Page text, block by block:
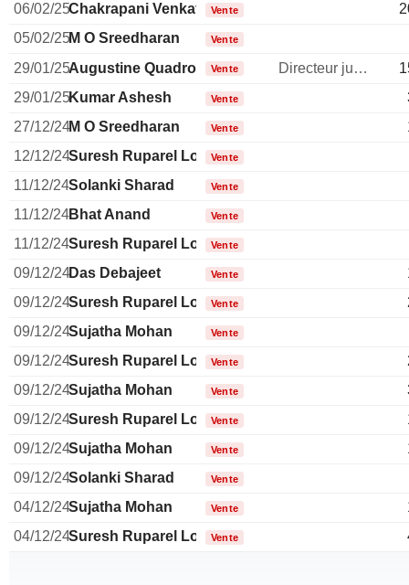
06/02/25Chakrapani Venkatachari
Vente
05/02/25M O Sreedharan Vente
29/01/25Augustine Quadros Vente Directeur juridique
29/01/25Kumar Ashesh Vente
27/12/24M O Sreedharan Vente
12/12/24Suresh Ruparel LopaVente
11/12/24Solanki Sharad Vente
11/12/24Bhat Anand Vente
11/12/24Suresh Ruparel LopaVente
09/12/24Das Debajeet Vente
09/12/24Suresh Ruparel LopaVente
09/12/24Sujatha Mohan Vente
09/12/24Suresh Ruparel LopaVente
09/12/24Sujatha Mohan Vente
09/12/24Suresh Ruparel LopaVente
09/12/24Sujatha Mohan Vente
09/12/24Solanki Sharad Vente
04/12/24Sujatha Mohan Vente
04/12/24Suresh Ruparel LopaVente